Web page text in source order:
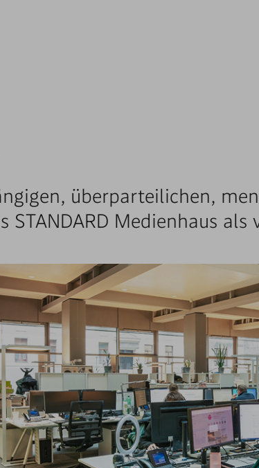
überparteilichen,
STANDARD Medienhaus